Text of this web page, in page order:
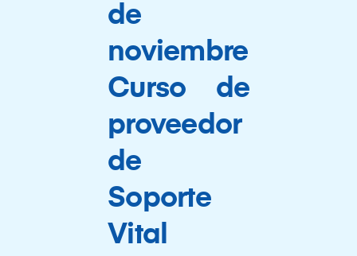
de
noviembre
Curso de
proveedor
de
Soporte
Vital